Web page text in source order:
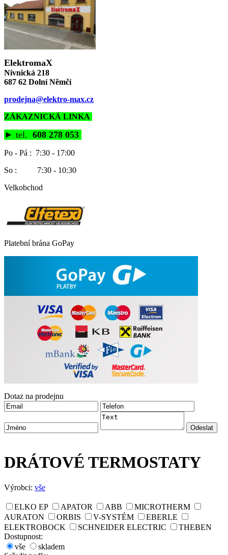
ElektromaX
Nivnická 218
687 62 Dolní Němčí
prodejna@elektro-max.cz
ZÁKAZNICKÁ LINKA
► tel. 608 278 053
Po - Pá : 7:30 - 17:00
So : 7:30 - 10:30
Velkobchod
Platební brána GoPay
Dotaz na prodejnu
DRÁTOVÉ TERMOSTATY
Výrobci: vše
ELKO EP APATOR ABB
MICROTHERM
AURATON
ORBIS V-SYSTÉM
EBERLE
ELEKTROBOCK
SCHNEIDER ELECTRIC
THEBEN
Dostupnost:
vše
skladem